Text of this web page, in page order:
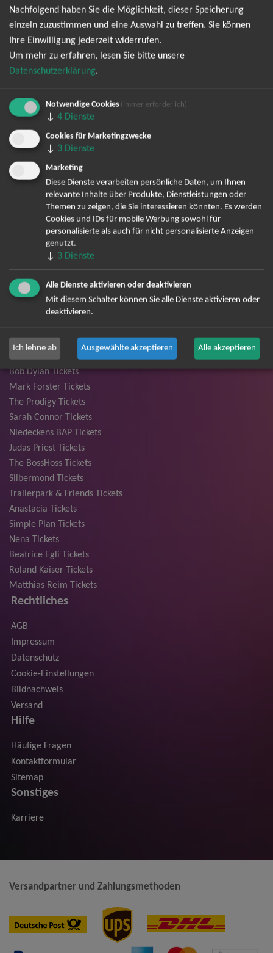
Ich Komme! 2026
Ich komme! Open Air 2026
TOP-Events
André Rieu Tickets
Andrea Berg Tickets
Backstreet Boys Tickets
Unheilig Tickets
Santiano Tickets
Ina Müller Tickets
Bryan Adams Tickets
Die Fantastischen Vier Tickets
Herbert Grönemeyer Tickets
Deep Purple Tickets
Howard Carpendale Tickets
Jan Delay & Disko No.1 Tickets
Pur Tickets
Bob Dylan Tickets
Mark Forster Tickets
The Prodigy Tickets
Sarah Connor Tickets
Niedeckens BAP Tickets
Judas Priest Tickets
The BossHoss Tickets
Silbermond Tickets
Trailerpark & Friends Tickets
Anastacia Tickets
Simple Plan Tickets
Nena Tickets
Beatrice Egli Tickets
Roland Kaiser Tickets
Matthias Reim Tickets
Rechtliches
AGB
Impressum
Datenschutz
Cookie-Einstellungen
Bildnachweis
Versand
Hilfe
Häufige Fragen
Kontaktformular
Sitemap
Sonstiges
Karriere
Versandpartner und Zahlungsmethoden
Nachfolgend haben Sie die Möglichkeit, dieser Speicherung
einzeln zuzustimmen und eine Auswahl zu treffen. Sie können
Ihre Einwilligung jederzeit widerrufen.
Um mehr zu erfahren, lesen Sie bitte unsere
Datenschutzerklärung.
Notwendige Cookies (immer erforderlich)
↓ 4 Dienste
Cookies für Marketingzwecke
↓ 3 Dienste
Marketing
Diese Dienste verarbeiten persönliche Daten, um Ihnen
relevante Inhalte über Produkte, Dienstleistungen oder
Themen zu zeigen, die Sie interessieren könnten. Es werden
Cookies und IDs für mobile Werbung sowohl für
personalisierte als auch für nicht personalisierte Anzeigen
genutzt.
↓ 3 Dienste
Alle Dienste aktivieren oder deaktivieren
Mit diesem Schalter können Sie alle Dienste aktivieren oder
deaktivieren.
Ich lehne ab Ausgewählte akzeptieren Alle akzeptieren